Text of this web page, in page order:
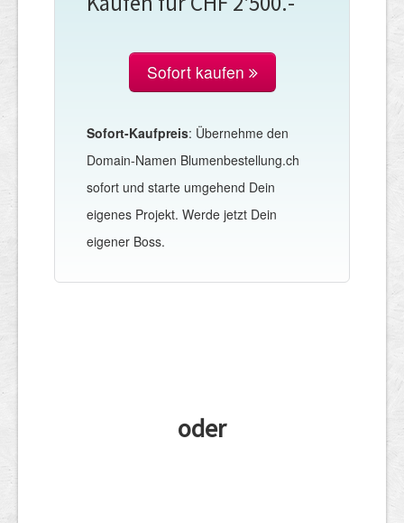
Sofort kaufen
Sofort-Kaufpreis: Übernehme den
Domain-Namen Blumenbestellung.ch
sofort und starte umgehend Dein
eigenes Projekt. Werde jetzt Dein
eigener Boss.
oder